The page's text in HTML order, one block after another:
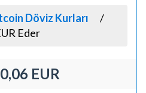
Döviz Kurları
Eder
EUR